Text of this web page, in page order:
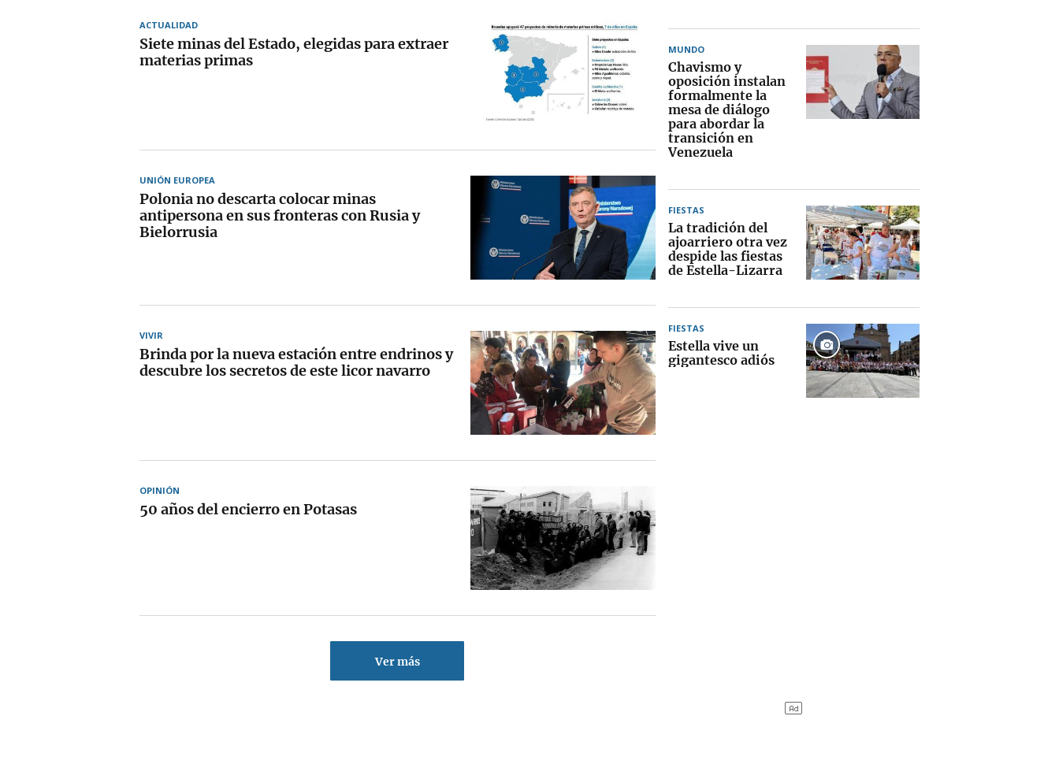
ACTUALIDAD
Siete minas del Estado, elegidas para extraer
materias primas
UNIÓN EUROPEA
Polonia no descarta colocar minas
antipersona en sus fronteras con Rusia y
Bielorrusia
VIVIR
Brinda por la nueva estación entre endrinos y
descubre los secretos de este licor navarro
OPINIÓN
50 años del encierro en Potasas
Ver más
MUNDO
Chavismo y
oposición instalan
formalmente la
mesa de diálogo
para abordar la
transición en
Venezuela
FIESTAS
La tradición del
ajoarriero otra vez
despide las fiestas
de Estella-Lizarra
FIESTAS
Estella vive un
gigantesco adiós